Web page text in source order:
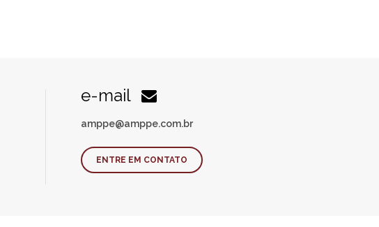
e-mail
amppe@amppe.com.br
ENTRE EM CONTATO